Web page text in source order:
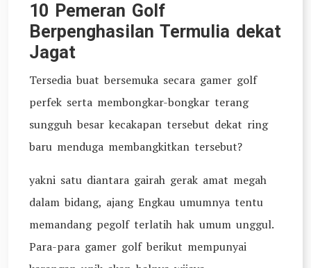
10 Pemeran Golf
Berpenghasilan Termulia dekat
Jagat
Tersedia buat bersemuka secara gamer golf
perfek serta membongkar-bongkar terang
sungguh besar kecakapan tersebut dekat ring
baru menduga membangkitkan tersebut?
yakni satu diantara gairah gerak amat megah
dalam bidang, ajang Engkau umumnya tentu
memandang pegolf terlatih hak umum unggul.
Para-para gamer golf berikut mempunyai